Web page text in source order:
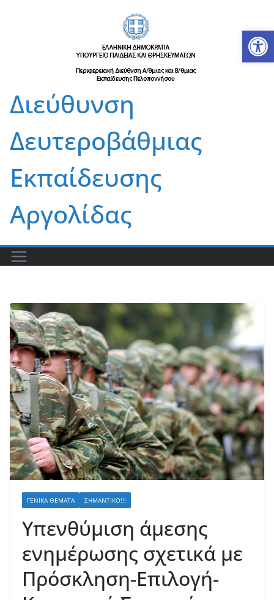
Διεύθυνση
Δευτεροβάθμιας
Εκπαίδευσης
Αργολίδας
ΓΕΝΙΚΆ ΘΈΜΑΤΑ ΣΗΜΑΝΤΙΚΌ!!!
Υπενθύμιση άμεσης
ενημέρωσης σχετικά με
Πρόσκληση-Επιλογή-